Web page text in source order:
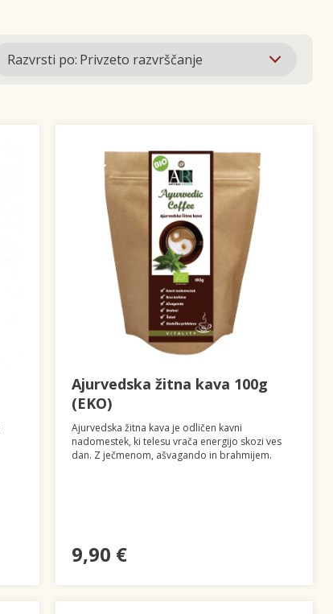
Ajurvedska žitna kava 100g
(EKO)
Ajurvedska žitna kava je odličen kavni
nadomestek, ki telesu vrača energijo skozi ves
dan. Z ječmenom, ašvagando in brahmijem.
9,90 €